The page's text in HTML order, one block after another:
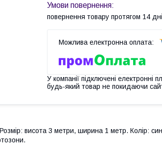
повернення товару протягом 14
У компанії підключені електронні
будь-який товар не покидаючи
висота 3 метри, ширина 1 метр. Колір: